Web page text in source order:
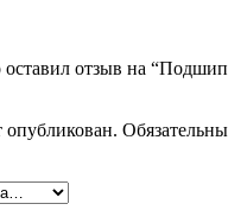
оставил отзыв на
опубликован.